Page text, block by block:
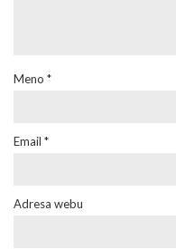
Meno *
Email *
Adresa webu